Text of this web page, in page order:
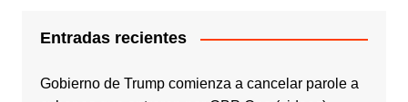
Entradas recientes
Gobierno de Trump comienza a cancelar parole a